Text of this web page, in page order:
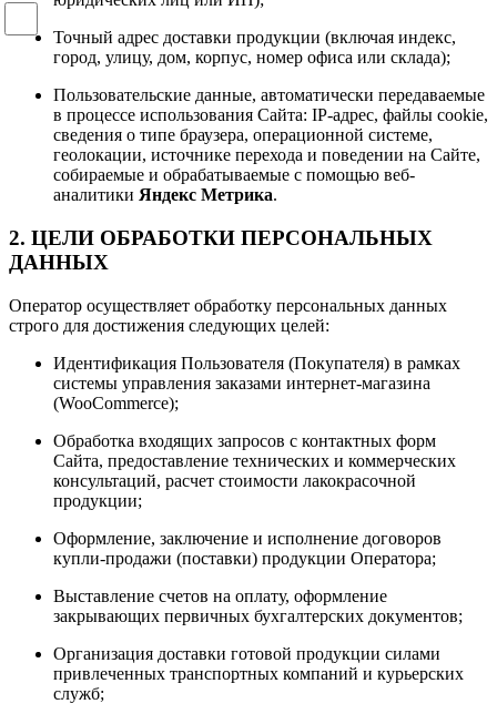
Точный адрес доставки продукции (включая индекс,
город, улицу, дом, корпус, номер офиса или склада);
Пользовательские данные, автоматически передаваемые
в процессе использования Сайта: IP-адрес, файлы cookie,
сведения о типе браузера, операционной системе,
геолокации, источнике перехода и поведении на Сайте,
собираемые и обрабатываемые с помощью веб-
аналитики Яндекс Метрика.
2. ЦЕЛИ ОБРАБОТКИ ПЕРСОНАЛЬНЫХ
ДАННЫХ
Оператор осуществляет обработку персональных данных
строго для достижения следующих целей:
Идентификация Пользователя (Покупателя) в рамках
системы управления заказами интернет-магазина
(WooCommerce);
Обработка входящих запросов с контактных форм
Сайта, предоставление технических и коммерческих
консультаций, расчет стоимости лакокрасочной
продукции;
Оформление, заключение и исполнение договоров
купли-продажи (поставки) продукции Оператора;
Выставление счетов на оплату, оформление
закрывающих первичных бухгалтерских документов;
Организация доставки готовой продукции силами
привлеченных транспортных компаний и курьерских
служб;